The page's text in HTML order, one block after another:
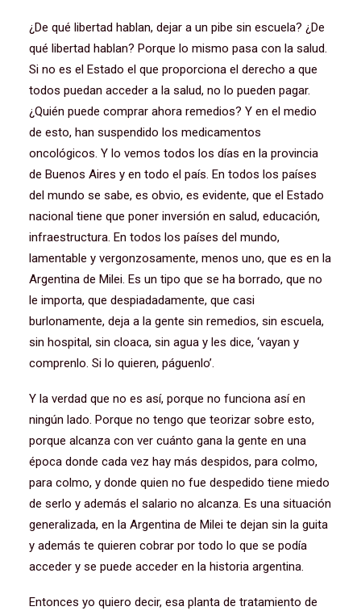
¿De qué libertad hablan, dejar a un pibe sin escuela? ¿De
qué libertad hablan? Porque lo mismo pasa con la salud.
Si no es el Estado el que proporciona el derecho a que
todos puedan acceder a la salud, no lo pueden pagar.
¿Quién puede comprar ahora remedios? Y en el medio
de esto, han suspendido los medicamentos
oncológicos. Y lo vemos todos los días en la provincia
de Buenos Aires y en todo el país. En todos los países
del mundo se sabe, es obvio, es evidente, que el Estado
nacional tiene que poner inversión en salud, educación,
infraestructura. En todos los países del mundo,
lamentable y vergonzosamente, menos uno, que es en la
Argentina de Milei. Es un tipo que se ha borrado, que no
le importa, que despiadadamente, que casi
burlonamente, deja a la gente sin remedios, sin escuela,
sin hospital, sin cloaca, sin agua y les dice, ‘vayan y
comprenlo. Si lo quieren, páguenlo’.
Y la verdad que no es así, porque no funciona así en
ningún lado. Porque no tengo que teorizar sobre esto,
porque alcanza con ver cuánto gana la gente en una
época donde cada vez hay más despidos, para colmo,
para colmo, y donde quien no fue despedido tiene miedo
de serlo y además el salario no alcanza. Es una situación
generalizada, en la Argentina de Milei te dejan sin la guita
y además te quieren cobrar por todo lo que se podía
acceder y se puede acceder en la historia argentina.
Entonces yo quiero decir, esa planta de tratamiento de